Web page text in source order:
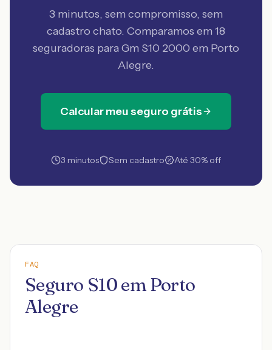
3 minutos, sem compromisso, sem
cadastro chato. Comparamos em 18
seguradoras para Gm S10 2000 em Porto
Alegre.
Calcular meu seguro grátis
3 minutos Sem cadastro Até 30% off
FAQ
Seguro S10 em Porto
Alegre